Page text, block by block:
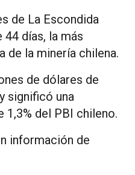
de La Escondida
44 días, la más
de la minería chilena.
de dólares de
significó una
del PBI chileno.
información de